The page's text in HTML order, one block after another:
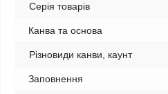
Серія товарів
Канва та основа
Різновиди канви, каунт
Заповнення